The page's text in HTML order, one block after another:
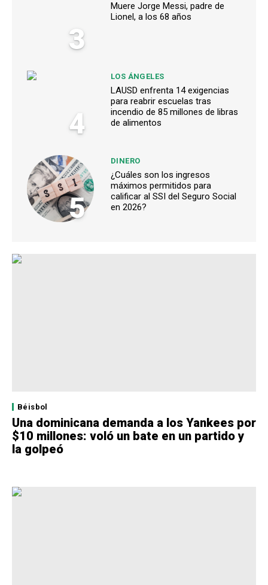
3
Muere Jorge Messi, padre de
Lionel, a los 68 años
4
LOS ÁNGELES
LAUSD enfrenta 14 exigencias
para reabrir escuelas tras
incendio de 85 millones de libras
de alimentos
5
DINERO
¿Cuáles son los ingresos
máximos permitidos para
calificar al SSI del Seguro Social
en 2026?
Béisbol
Una dominicana demanda a los Yankees por
$10 millones: voló un bate en un partido y
la golpeó